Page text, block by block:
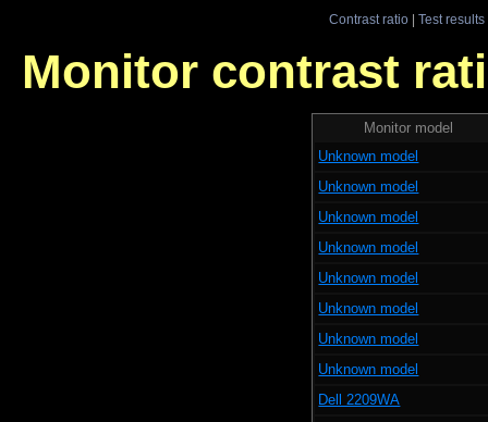
Contrast ratio| Test results
Monitor contrast
Monitor model
Unknown model
Unknown model
Unknown model
Unknown model
Unknown model
Unknown model
Unknown model
Unknown model
Dell 2209WA